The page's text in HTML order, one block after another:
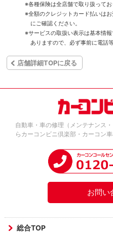
※各種保険は全店舗で取り扱ってお
※全額のクレジットカード払いは
にご確認ください。
※サービスの取扱い表示は基本情
ありますので、必ず事前に電話
店舗詳細TOPに戻る
自動車・車の修理（メンテナンス
らカーコンビニ倶楽部・カーコン
お問い
総合TOP